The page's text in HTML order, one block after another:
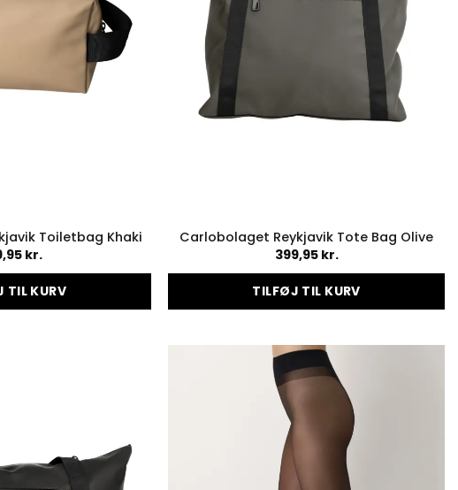
Toiletbag Khaki
kr.
TIL KURV
Carlobolaget Reykjavik Tote Bag Olive
399,95 kr.
TILFØJ TIL KURV